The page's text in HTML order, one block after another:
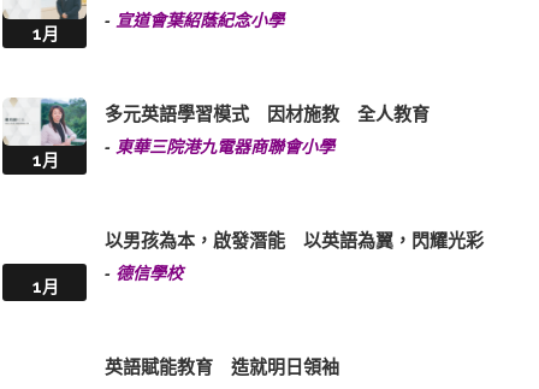
1月
- 宣道會葉紹蔭紀念小學
1月
多元英語學習模式 因材施教 全人教育
- 東華三院港九電器商聯會小學
1月
以男孩為本，啟發潛能 以英語為翼，閃耀光彩
- 德信學校
英語賦能教育 造就明日領袖